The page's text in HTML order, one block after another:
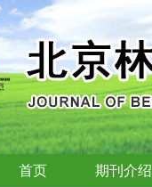
首页 期刊介绍